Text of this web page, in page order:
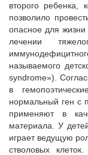
второго ребенка,
позволило
опасное для
лечении
называемого
syndrome»).
в
нормальный ген с
применяют в
материала. У
играет ведущую
стволовых